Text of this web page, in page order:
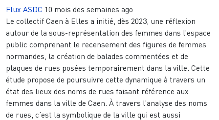
Flux ASDC 10 mois des semaines ago
Le collectif Caen à Elles a initié, dès 2023, une réflexion
autour de la sous-représentation des femmes dans l’espace
public comprenant le recensement des figures de femmes
normandes, la création de balades commentées et de
plaques de rues posées temporairement dans la ville. Cette
étude propose de poursuivre cette dynamique à travers un
état des lieux des noms de rues faisant référence aux
femmes dans la ville de Caen. À travers l’analyse des noms
de rues, c’est la symbolique de la ville qui est aussi